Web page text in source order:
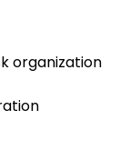
organization